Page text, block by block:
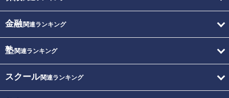
金融関連ランキング
塾関連ランキング
スクール関連ランキング